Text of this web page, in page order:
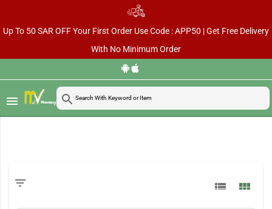
Up To 50 SAR OFF Your First Order Use Code : APP50 | Get Free Delivery
With No Minimum Order
menu search
filter_list view_list view_module